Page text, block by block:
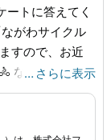
ートに答えてく
すので、お近
ながわサイク
… さらに表示